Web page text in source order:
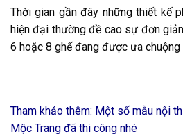
Thời gian gần đây những thiết kế
hiện đại thường đề cao sự đơn
6 hoặc 8 ghế đang được ưa chuộng
Tham khảo thêm: Một số mẫu nội
Mộc Trang đã thi công nhé